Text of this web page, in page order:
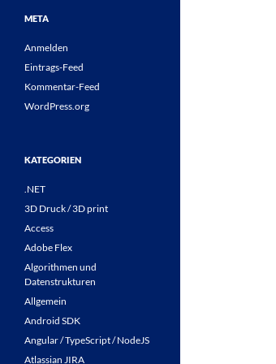
META
Anmelden
Eintrags-Feed
Kommentar-Feed
WordPress.org
KATEGORIEN
.NET
3D Druck / 3D print
Access
Adobe Flex
Algorithmen und
Datenstrukturen
Allgemein
Android SDK
Angular / TypeScript / NodeJS
Atlassian JIRA